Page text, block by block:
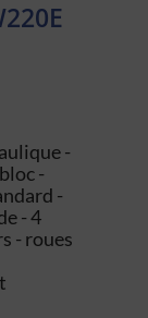
-
-
-
- 4
- roues